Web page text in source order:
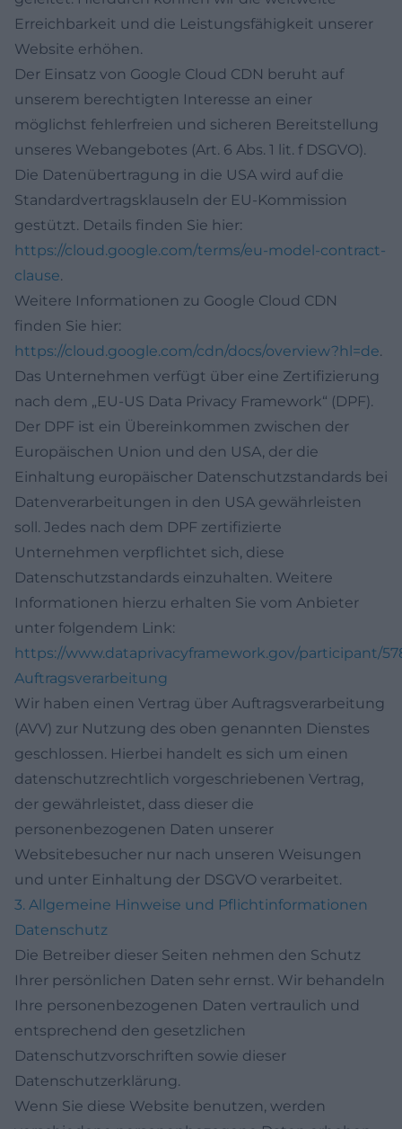
Erreichbarkeit und die Leistungsfähigkeit unserer
Website erhöhen.
Der Einsatz von Google Cloud CDN beruht auf
unserem berechtigten Interesse an einer
möglichst fehlerfreien und sicheren Bereitstellung
unseres Webangebotes (Art. 6 Abs. 1 lit. f DSGVO).
Die Datenübertragung in die USA wird auf die
Standardvertragsklauseln der EU-Kommission
gestützt. Details finden Sie hier:
https://cloud.google.com/terms/eu-model-contract-
clause.
Weitere Informationen zu Google Cloud CDN
finden Sie hier:
https://cloud.google.com/cdn/docs/overview?hl=de.
Das Unternehmen verfügt über eine Zertifizierung
nach dem „EU-US Data Privacy Framework“ (DPF).
Der DPF ist ein Übereinkommen zwischen der
Europäischen Union und den USA, der die
Einhaltung europäischer Datenschutzstandards bei
Datenverarbeitungen in den USA gewährleisten
soll. Jedes nach dem DPF zertifizierte
Unternehmen verpflichtet sich, diese
Datenschutzstandards einzuhalten. Weitere
Informationen hierzu erhalten Sie vom Anbieter
unter folgendem Link:
https://www.dataprivacyframework.gov/participant/
Auftragsverarbeitung
Wir haben einen Vertrag über Auftragsverarbeitung
(AVV) zur Nutzung des oben genannten Dienstes
geschlossen. Hierbei handelt es sich um einen
datenschutzrechtlich vorgeschriebenen Vertrag,
der gewährleistet, dass dieser die
personenbezogenen Daten unserer
Websitebesucher nur nach unseren Weisungen
und unter Einhaltung der DSGVO verarbeitet.
3. Allgemeine Hinweise und Pflicht­informationen
Datenschutz
Die Betreiber dieser Seiten nehmen den Schutz
Ihrer persönlichen Daten sehr ernst. Wir behandeln
Ihre personenbezogenen Daten vertraulich und
entsprechend den gesetzlichen
Datenschutzvorschriften sowie dieser
Datenschutzerklärung.
Wenn Sie diese Website benutzen, werden